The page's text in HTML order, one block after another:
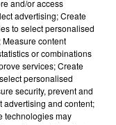
un nouvel
mondiale
and/or access
advertising; Create
to select personalised
content
or combinations
services; Create
personalised
security, prevent and
advertising and content;
technologies may